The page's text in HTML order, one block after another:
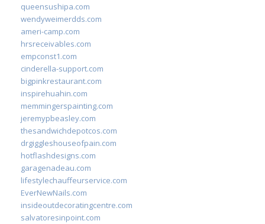
queensushipa.com
wendyweimerdds.com
ameri-camp.com
hrsreceivables.com
empconst1.com
cinderella-support.com
bigpinkrestaurant.com
inspirehuahin.com
memmingerspainting.com
jeremypbeasley.com
thesandwichdepotcos.com
drgiggleshouseofpain.com
hotflashdesigns.com
garagenadeau.com
lifestylechauffeurservice.com
EverNewNails.com
insideoutdecoratingcentre.com
salvatoresinpoint.com